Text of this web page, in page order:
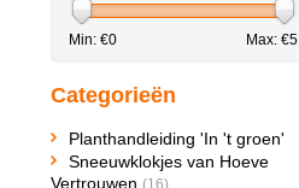
Min: €0 Max: €5
Categorieën
Planthandleiding 'In 't groen'
Sneeuwklokjes van Hoeve
Vertrouwen (16)